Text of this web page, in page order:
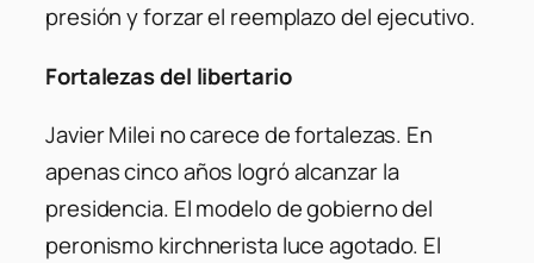
presión y forzar el reemplazo del ejecutivo.
Fortalezas del libertario
Javier Milei no carece de fortalezas. En
apenas cinco años logró alcanzar la
presidencia. El modelo de gobierno del
peronismo kirchnerista luce agotado. El